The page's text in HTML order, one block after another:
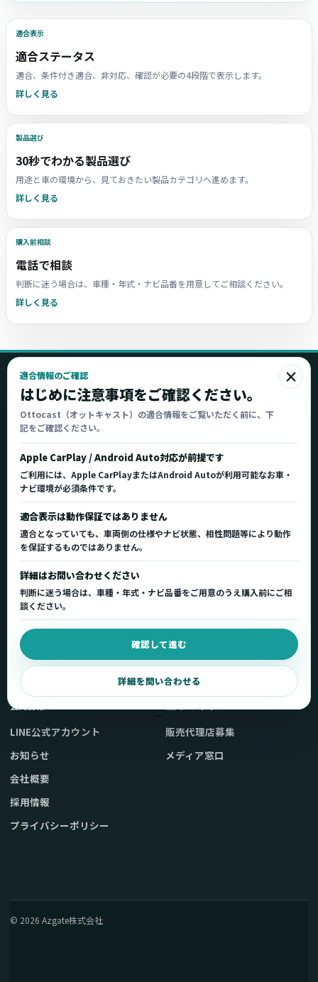
適合表示
適合ステータス
適合、条件付き適合、非対応、確認が必要の4段階で表示します。
詳しく見る
製品選び
30秒でわかる製品選び
用途と車の環境から、見ておきたい製品カテゴリへ進めます。
詳しく見る
購入前相談
電話で相談
判断に迷う場合は、車種・年式・ナビ品番を用意してご相談ください。
詳しく見る
×
適合情報のご確認
はじめに注意事項をご確認ください。
Ottocast（オットキャスト）の適合情報をご覧いただく前に、下
記をご確認ください。
Apple CarPlay / Android Auto対応が前提です
ご利用には、Apple CarPlayまたはAndroid Autoが利用可能なお車・
ナビ環境が必須条件です。
適合表示は動作保証ではありません
適合となっていても、車両側の仕様やナビ状態、相性問題等により動作
を保証するものではありません。
詳細はお問い合わせください
判断に迷う場合は、車種・年式・ナビ品番をご用意のうえ購入前にご相
談ください。
確認して進む
詳細を問い合わせる
Ottocast
オットキャスト
Ottocast正規販売代理店 Azgate株式会社
Ottocast（オットキャスト）の製品情報、車種適
合、サポート情報を日本国内向けに整理してご案内し
ます。
正規販売代理店 車種適合情報 国内サポート窓口
製品を探す
製品一覧
車種適合を確認
用途から製品を選ぶ
取扱店舗・購入先
弊社販売ストアへ
Q&A・症状別サポート
起動不良復旧サービス
公式情報
LINE公式アカウント
お知らせ
会社概要
採用情報
プライバシーポリシー
販売代理店募集
メディア窓口
© 2026 Azgate株式会社